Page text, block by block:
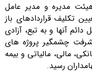
مدیره و مدیر عامل
تکلیف قراردادهای باز
آنها و به تبع، آزادی
چشمگیر پروژه های
مالی، مالیاتی و بیمه
رسید.